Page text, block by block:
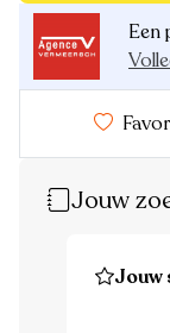
Een
Jouw
Jouw